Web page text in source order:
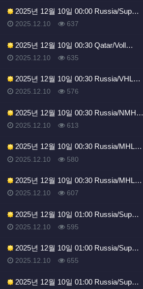
2025년 12월 10일 00:00 Russia/Sup…
등록일
2025.12.10 조회
637
2025년 12월 10일 00:30 Qatar/Voll…
등록일
2025.12.10 조회
635
2025년 12월 10일 00:30 Russia/VHL…
등록일
2025.12.10 조회
576
2025년 12월 10일 00:30 Russia/NMH…
등록일
2025.12.10 조회
613
2025년 12월 10일 00:30 Russia/MHL…
등록일
2025.12.10 조회
580
2025년 12월 10일 00:30 Russia/MHL…
등록일
2025.12.10 조회
607
2025년 12월 10일 01:00 Russia/Sup…
등록일
2025.12.10 조회
595
2025년 12월 10일 01:00 Russia/Sup…
등록일
2025.12.10 조회
655
2025년 12월 10일 01:00 Russia/Sup…